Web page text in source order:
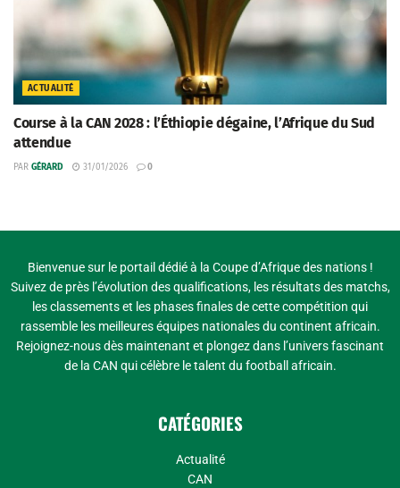
ACTUALITÉ
Course à la CAN 2028 : l’Éthiopie dégaine, l’Afrique du Sud
attendue
PAR GÉRARD 31/01/2026 0
Bienvenue sur le portail dédié à la Coupe d’Afrique des nations !
Suivez de près l’évolution des qualifications, les résultats des matchs,
les classements et les phases finales de cette compétition qui
rassemble les meilleures équipes nationales du continent africain.
Rejoignez-nous dès maintenant et plongez dans l’univers fascinant
de la CAN qui célèbre le talent du football africain.
CATÉGORIES
Actualité
CAN